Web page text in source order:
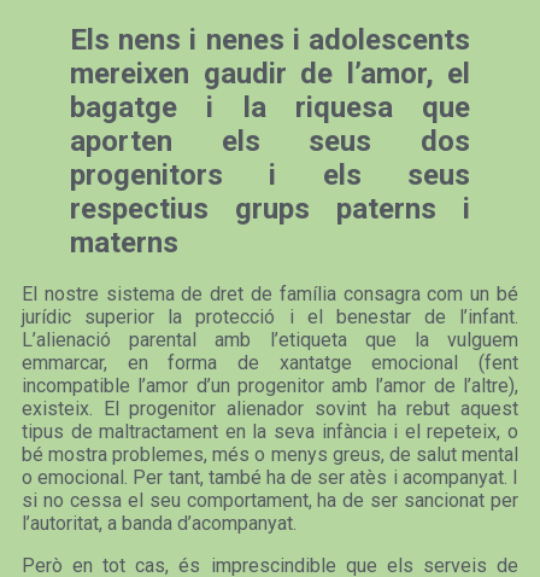
Els nens i nenes i adolescents
mereixen gaudir de l’amor, el
bagatge i la riquesa que
aporten els seus dos
progenitors i els seus
respectius grups paterns i
materns
El nostre sistema de dret de família consagra com un bé
jurídic superior la protecció i el benestar de l’infant.
L’alienació parental amb l’etiqueta que la vulguem
emmarcar, en forma de xantatge emocional (fent
incompatible l’amor d’un progenitor amb l’amor de l’altre),
existeix. El progenitor alienador sovint ha rebut aquest
tipus de maltractament en la seva infància i el repeteix, o
bé mostra problemes, més o menys greus, de salut mental
o emocional. Per tant, també ha de ser atès i acompanyat. I
si no cessa el seu comportament, ha de ser sancionat per
l’autoritat, a banda d’acompanyat.
Però en tot cas, és imprescindible que els serveis de